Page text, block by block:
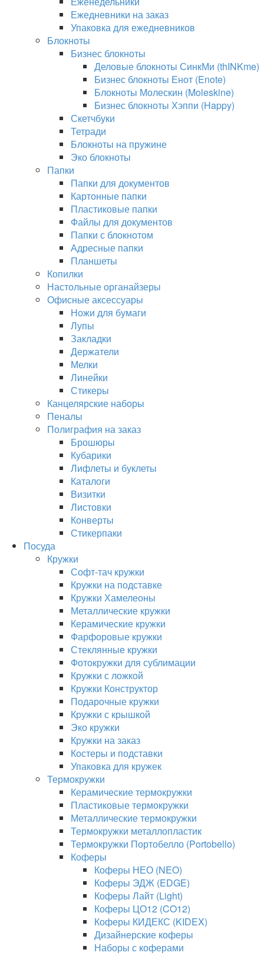
Ежедневники на заказ
Упаковка для ежедневников
Блокноты
Бизнес блокноты
Деловые блокноты СинкМи (thINKme)
Бизнес блокноты Енот (Enote)
Блокноты Молескин (Moleskine)
Бизнес блокноты Хэппи (Happy)
Скетчбуки
Тетради
Блокноты на пружине
Эко блокноты
Папки
Папки для документов
Картонные папки
Пластиковые папки
Файлы для документов
Папки с блокнотом
Адресные папки
Планшеты
Копилки
Настольные органайзеры
Офисные аксессуары
Ножи для бумаги
Лупы
Закладки
Держатели
Мелки
Линейки
Стикеры
Канцелярские наборы
Пеналы
Полиграфия на заказ
Брошюры
Кубарики
Лифлеты и буклеты
Каталоги
Визитки
Листовки
Конверты
Стикерпаки
Посуда
Кружки
Софт-тач кружки
Кружки на подставке
Кружки Хамелеоны
Металлические кружки
Керамические кружки
Фарфоровые кружки
Стеклянные кружки
Фотокружки для сублимации
Кружки с ложкой
Кружки Конструктор
Подарочные кружки
Кружки с крышкой
Эко кружки
Кружки на заказ
Костеры и подставки
Упаковка для кружек
Термокружки
Керамические термокружки
Пластиковые термокружки
Металлические термокружки
Термокружки металлопластик
Термокружки Портобелло (Portobello)
Коферы
Коферы НЕО (NEO)
Коферы ЭДЖ (EDGE)
Коферы Лайт (Light)
Коферы ЦО12 (CO12)
Коферы КИДЕКС (KIDEX)
Дизайнерские коферы
Наборы с коферами